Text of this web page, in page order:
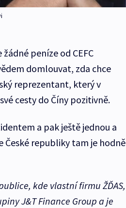
peníze od CEFC
domlouvat, zda chce
reprezentant, který v
cesty do Číny pozitivně.
a pak ještě jednou a
republiky tam je hodně
kde vlastní firmu ŽĎAS,
J&T Finance Group a je